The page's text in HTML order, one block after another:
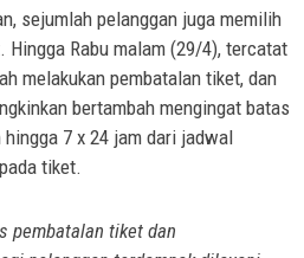
sejumlah pelanggan juga memilih
Hingga Rabu malam (29/4), tercatat
melakukan pembatalan tiket, dan
bertambah mengingat batas
7 x 24 jam dari jadwal
tiket.
pembatalan tiket dan